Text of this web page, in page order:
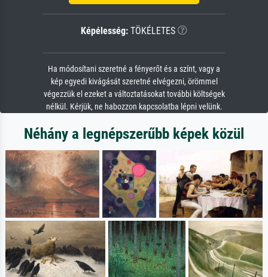
Képélesség: TÖKÉLETES
Ha módosítani szeretné a fényerőt és a színt, vagy a
kép egyedi kivágását szeretné elvégezni, örömmel
végezzük el ezeket a változtatásokat további költségek
nélkül. Kérjük, ne habozzon kapcsolatba lépni velünk.
Néhány a legnépszerűbb képek közül